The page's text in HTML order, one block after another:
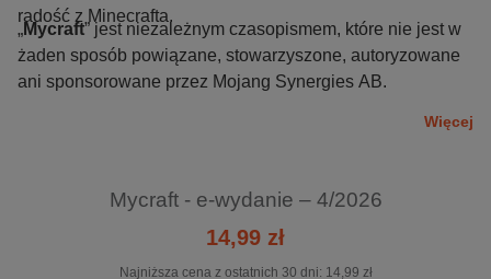
radość z Minecrafta.
„Mycraft” jest niezależnym czasopismem, które nie jest w
żaden sposób powiązane, stowarzyszone, autoryzowane
ani sponsorowane przez Mojang Synergies AB.
Więcej
Mycraft - e-wydanie – 4/2026
14,99 zł
Najniższa cena z ostatnich 30 dni: 14,99 zł